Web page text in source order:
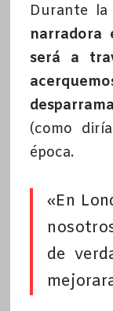
Durante
narradora
será a
(como
época.
«En
de